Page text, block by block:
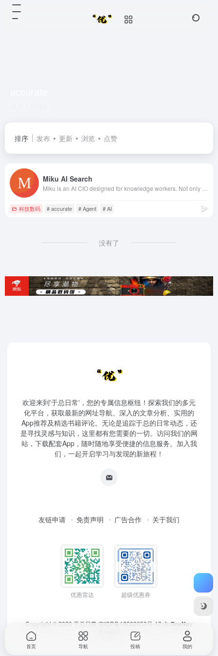
排序 发布 更新 浏览 点赞
Miku AI Search
科技数码 # accurate # Agent # AI
没有了
欢迎来到'于总日常'，您的专属信息枢纽！探索我们的多元
化平台，获取最新的网址导航、深入的文章分析、实用的
App推荐及精选书籍评论。无论是追踪于总的日常动态，还
是寻找灵感与知识，这里都有您需要的一切。访问我们的网
站，下载配套App，随时随地享受便捷的信息服务。加入我
们，一起开启学习与发现的新旅程！
友链申请 免责声明 广告合作 关于我们
优惠雷达 超级优惠券
Copyright © 2026 于总日常 京ICP备18062653号-12 由 OneNav
首页 导航 投稿 我的